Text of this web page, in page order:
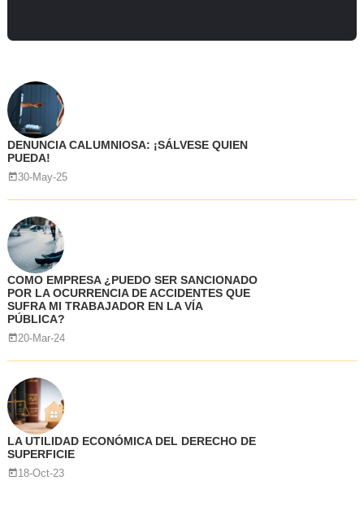
DENUNCIA CALUMNIOSA: ¡SÁLVESE QUIEN
PUEDA!
30-May-25
COMO EMPRESA ¿PUEDO SER SANCIONADO
POR LA OCURRENCIA DE ACCIDENTES QUE
SUFRA MI TRABAJADOR EN LA VÍA
PÚBLICA?
20-Mar-24
LA UTILIDAD ECONÓMICA DEL DERECHO DE
SUPERFICIE
18-Oct-23